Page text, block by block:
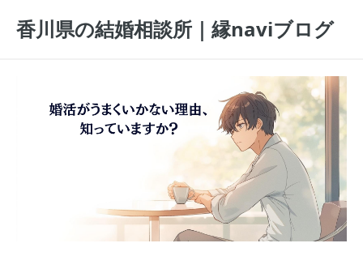
香川県の結婚相談所｜縁naviブログ